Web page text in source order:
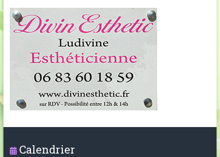
Calendrier